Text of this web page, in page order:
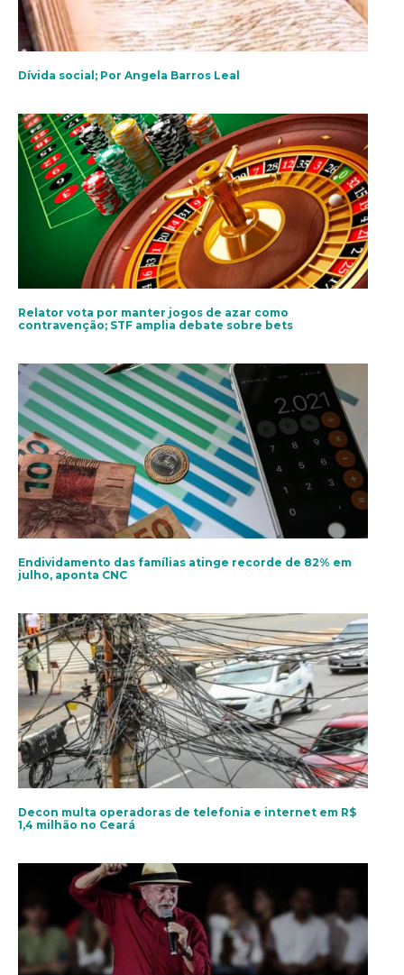
Dívida social; Por Angela Barros Leal
Relator vota por manter jogos de azar como
contravenção; STF amplia debate sobre bets
Endividamento das famílias atinge recorde de 82% em
julho, aponta CNC
Decon multa operadoras de telefonia e internet em R$
1,4 milhão no Ceará